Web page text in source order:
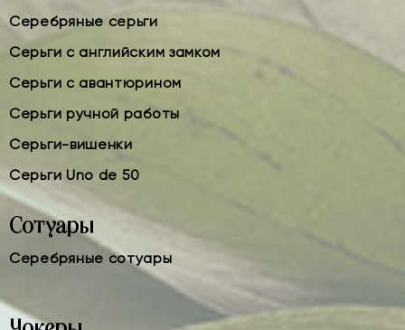
Серебряные серьги
Серьги с английским замком
Серьги с авантюрином
Серьги ручной работы
Серьги-вишенки
Серьги Uno de 50
Сотуары
Серебряные сотуары